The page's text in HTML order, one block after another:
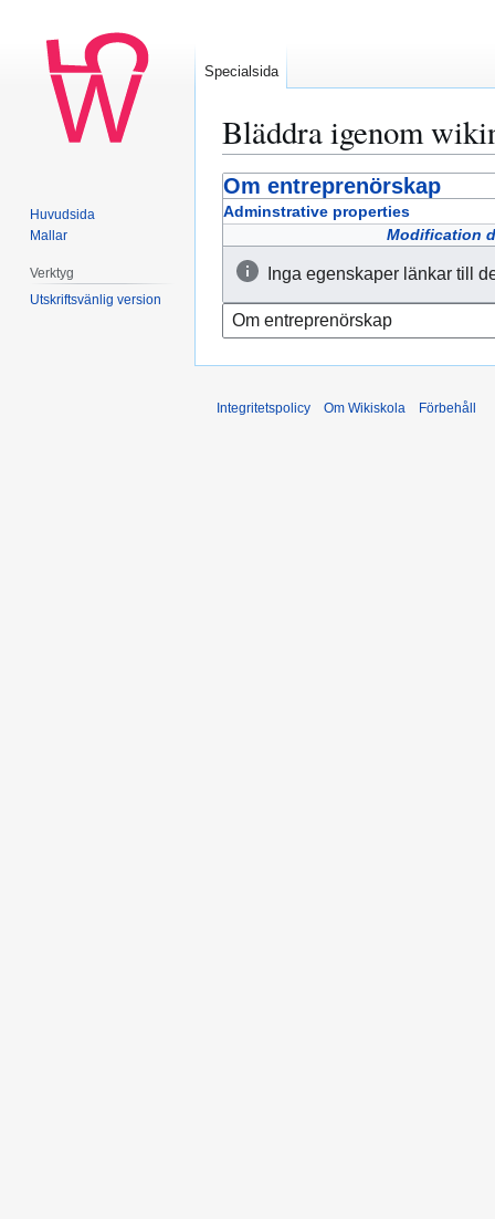
Bläddra igenom
Hoppa
till
Hoppa
till
Om entreprenörskap
Adminstrative properties
Modification
Inga egenskaper länkar till
Specialsida
Huvudsida
Mallar
Verktyg
Utskriftsvänlig version
Integritetspolicy Om Wikiskola Förbehåll